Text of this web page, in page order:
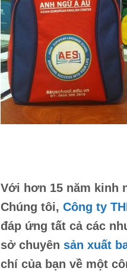
Với hơn 15 năm kinh
Chúng tôi, Công ty
đáp ứng tất cả các
sở chuyên sản xuất
chí của bạn về một